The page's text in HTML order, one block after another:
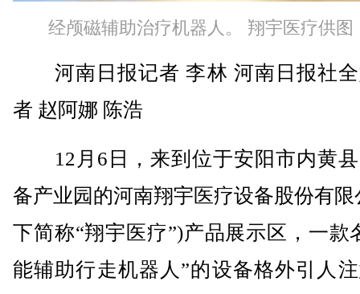
经颅磁辅助治疗机器人。 翔宇医疗供图
河南日报记者 李林 河南日报社全
者 赵阿娜 陈浩
12月6日，来到位于安阳市内黄县
备产业园的河南翔宇医疗设备股份有限
下简称“翔宇医疗”)产品展示区，一款
能辅助行走机器人”的设备格外引人